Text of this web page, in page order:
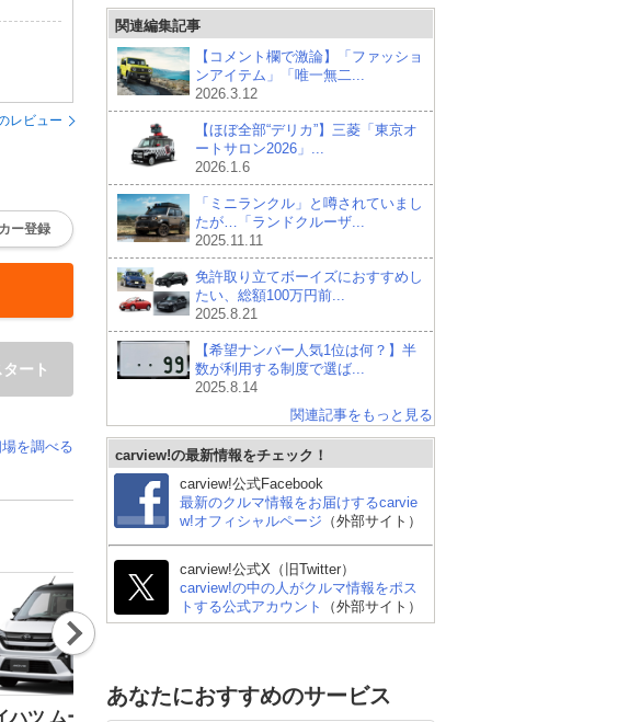
レビュー
ー登録
ート
を調べる
ハツ ムーヴ スズキ アルト スズキ スイフト
Nex
t
関連編集記事
【コメント欄で激論】「ファッショ
ンアイテム」「唯一無二...
2026.3.12
【ほぼ全部“デリカ”】三菱「東京オ
ートサロン2026」...
2026.1.6
「ミニランクル」と噂されていまし
たが…「ランドクルーザ...
2025.11.11
免許取り立てボーイズにおすすめし
たい、総額100万円前...
2025.8.21
【希望ナンバー人気1位は何？】半
数が利用する制度で選ば...
2025.8.14
関連記事をもっと見る
carview!の最新情報をチェック！
carview!公式Facebook
最新のクルマ情報をお届けするcarvie
w!オフィシャルページ （外部サイト）
carview!公式X（旧Twitter）
carview!の中の人がクルマ情報をポス
トする公式アカウント
（外部サイト）
あなたにおすすめのサービス